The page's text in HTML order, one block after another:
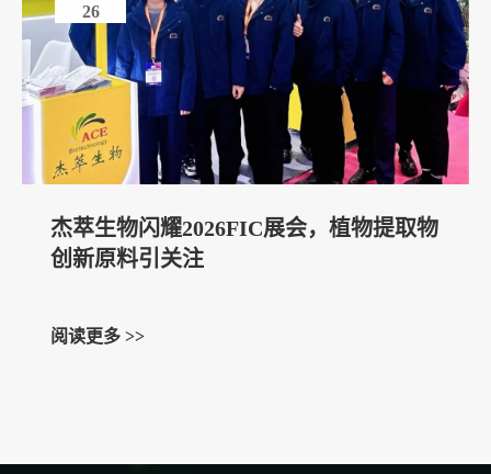
26
杰萃生物闪耀2026FIC展会，植物提取物
创新原料引关注
阅读更多 >>